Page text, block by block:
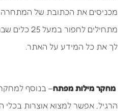
מכניסים את הכתובת של המתחרה
מתחילים
לך את כל המידע על האתר.
מחקר מילות מפתח– בנוסף
הרגיל, אפשר למצוא אוצרות בכלי